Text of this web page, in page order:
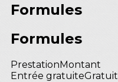
Formules
Formules
PrestationMontant
Entrée gratuiteGratuit